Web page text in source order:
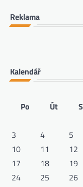
Reklama
Kalendář
Po
Út
3
4 5
10
11 12
17
18 19
24
25 26